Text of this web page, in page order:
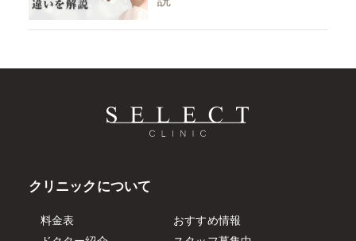
クリニックについて
料金表
おすすめ情報